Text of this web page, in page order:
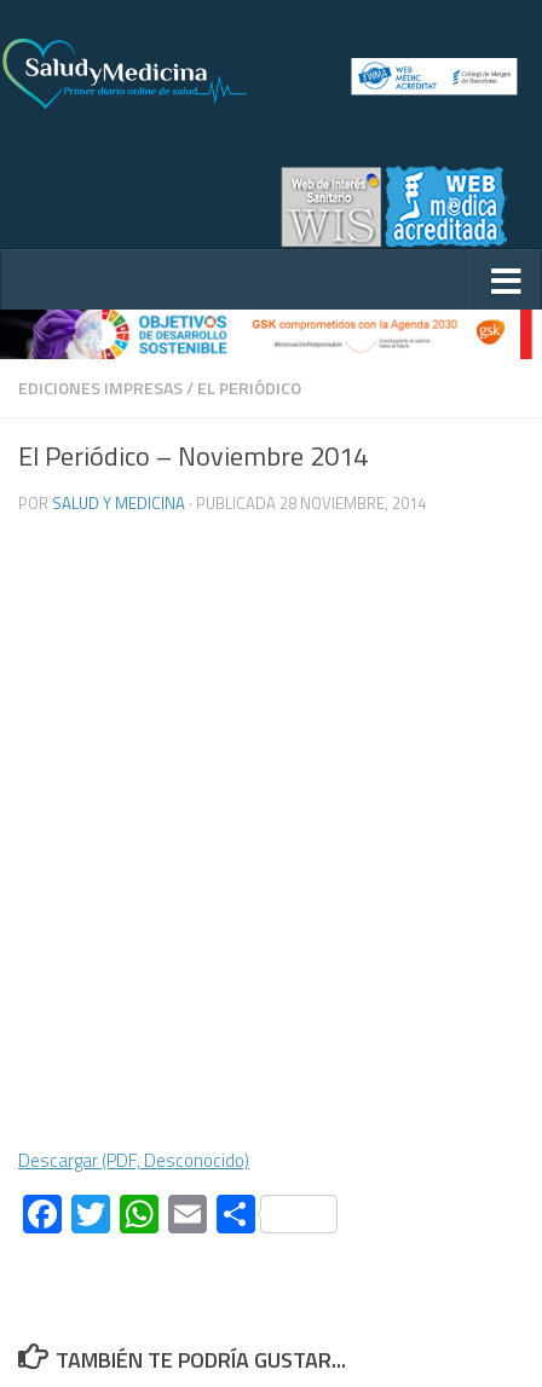
EDICIONES IMPRESAS/EL PERIÓDICO
El Periódico – Noviembre 2014
POR SALUD Y MEDICINA · PUBLICADA 28 NOVIEMBRE, 2014
Descargar (PDF, Desconocido)
Facebook
Twitter
WhatsApp
EmailCompartir
TAMBIÉN TE PODRÍA GUSTAR...